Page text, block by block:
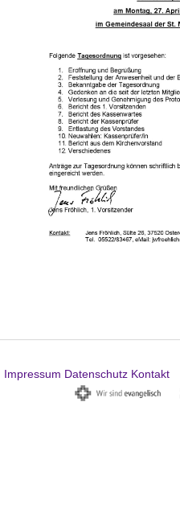
Impressum Datenschutz Kontakt